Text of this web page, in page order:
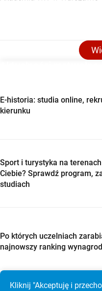
E-historia: studia online,
kierunku
Sport i turystyka na
Ciebie? Sprawdź program,
studiach
Po których uczelniach
najnowszy ranking
Kliknij "Akceptuję i